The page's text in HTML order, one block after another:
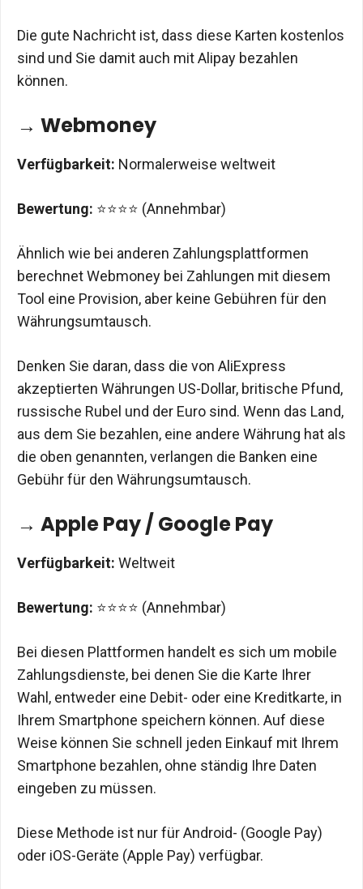
Die gute Nachricht ist, dass diese Karten kostenlos
sind und Sie damit auch mit Alipay bezahlen
können.
→ Webmoney
Verfügbarkeit: Normalerweise weltweit
Bewertung: ⭐⭐⭐⭐ (Annehmbar)
Ähnlich wie bei anderen Zahlungsplattformen
berechnet Webmoney bei Zahlungen mit diesem
Tool eine Provision, aber keine Gebühren für den
Währungsumtausch.
Denken Sie daran, dass die von AliExpress
akzeptierten Währungen US-Dollar, britische Pfund,
russische Rubel und der Euro sind. Wenn das Land,
aus dem Sie bezahlen, eine andere Währung hat als
die oben genannten, verlangen die Banken eine
Gebühr für den Währungsumtausch.
→ Apple Pay / Google Pay
Verfügbarkeit: Weltweit
Bewertung: ⭐⭐⭐⭐ (Annehmbar)
Bei diesen Plattformen handelt es sich um mobile
Zahlungsdienste, bei denen Sie die Karte Ihrer
Wahl, entweder eine Debit- oder eine Kreditkarte, in
Ihrem Smartphone speichern können. Auf diese
Weise können Sie schnell jeden Einkauf mit Ihrem
Smartphone bezahlen, ohne ständig Ihre Daten
eingeben zu müssen.
Diese Methode ist nur für Android- (Google Pay)
oder iOS-Geräte (Apple Pay) verfügbar.